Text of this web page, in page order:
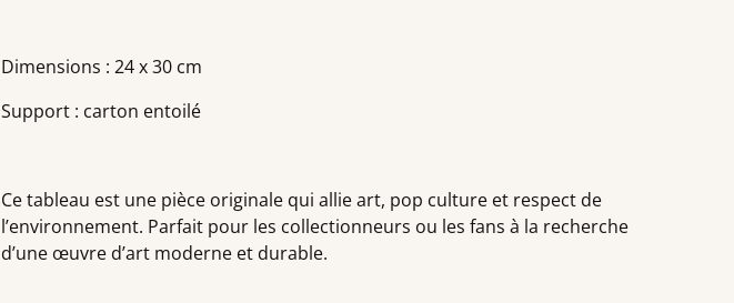
Dimensions : 24 x 30 cm
Support : carton entoilé
Ce tableau est une pièce originale qui allie art, pop culture et respect de
l’environnement. Parfait pour les collectionneurs ou les fans à la recherche
d’une œuvre d’art moderne et durable.